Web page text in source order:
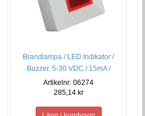
Brandlampa / LED Indikator /
Buzzer, 5-30 VDC / 15mA /
75DB
Artikelnr: 06274
285,14 kr